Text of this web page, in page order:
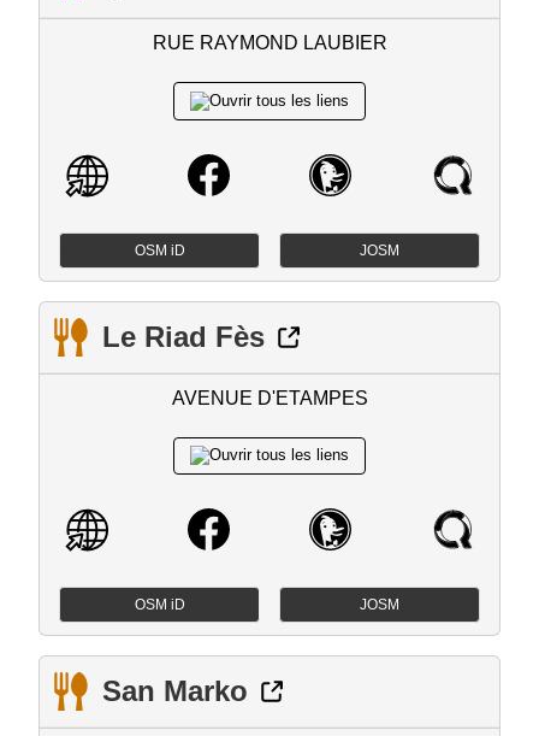
RUE RAYMOND LAUBIER
OSM iD JOSM
Le Riad Fès
AVENUE D'ETAMPES
OSM iD JOSM
San Marko